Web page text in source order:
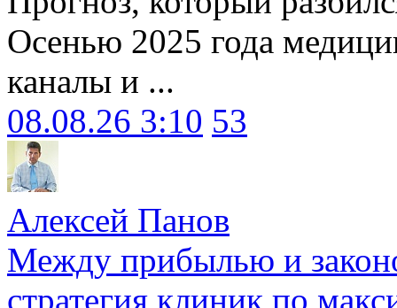
Осенью 2025 года
каналы и ...
08.08.26 3:10 53
Алексей Панов
Между прибылью и
стратегия клиник по